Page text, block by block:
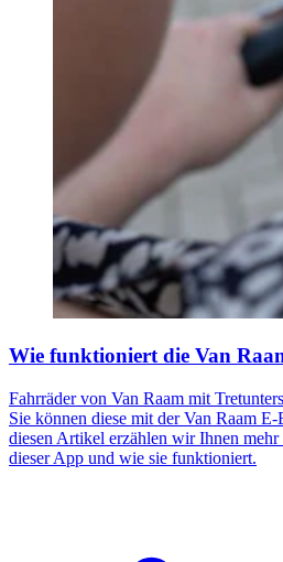
Wie funktioniert die Van
Fahrräder von Van Raam mit
Sie können diese mit der Van Raam
diesen Artikel erzählen wir Ihnen
dieser App und wie sie funktioniert.